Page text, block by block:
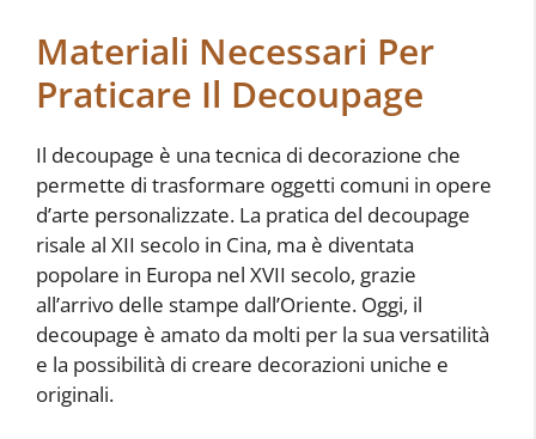
Materiali Necessari Per
Praticare Il Decoupage
Il decoupage è una tecnica di decorazione che
permette di trasformare oggetti comuni in opere
d’arte personalizzate. La pratica del decoupage
risale al XII secolo in Cina, ma è diventata
popolare in Europa nel XVII secolo, grazie
all’arrivo delle stampe dall’Oriente. Oggi, il
decoupage è amato da molti per la sua versatilità
e la possibilità di creare decorazioni uniche e
originali.